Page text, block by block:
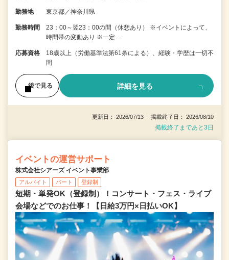
勤務地 東京都／神奈川県
勤務時間
23：00～翌23：00の間（休憩あり） ※イベントによって、
時間帯の変動あり ※一定…
応募資格
18歳以上（労働基準法第61条による）、経験・学歴は一切不
問
後で見る 詳細を見る
更新日： 2026/07/13 掲載終了日： 2026/08/10
掲載終了まであと3日
イベントの運営サポート
株式会社シアーズ イベント事業部
アルバイト パート 登録制
短期・単発OK（登録制）！コンサート・フェス・ライブ
会場などでのお仕事！【日給3万円×日払いOK】